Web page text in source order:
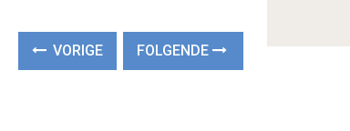
VORIGE FOLGENDE